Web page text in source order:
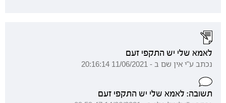
לאמא שלי יש התקפי זעם
נכתב ע"י אין שם ב - 11/06/2021 20:16:14
תשובה: לאמא שלי יש התקפי זעם